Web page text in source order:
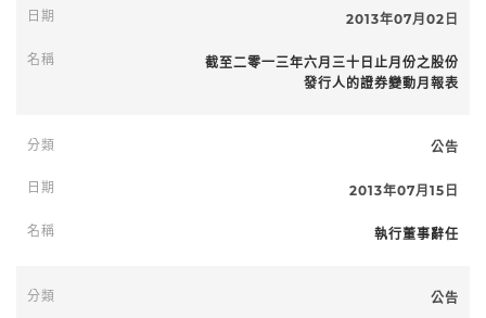
2013年07月02日
截至二零一三年六月三十日止月份之股份
發行人的證券變動月報表
公告
2013年07月15日
執行董事辭任
公告